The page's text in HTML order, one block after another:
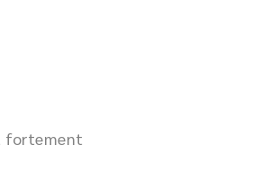
fortement